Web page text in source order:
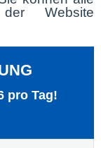
Website
pro Tag!